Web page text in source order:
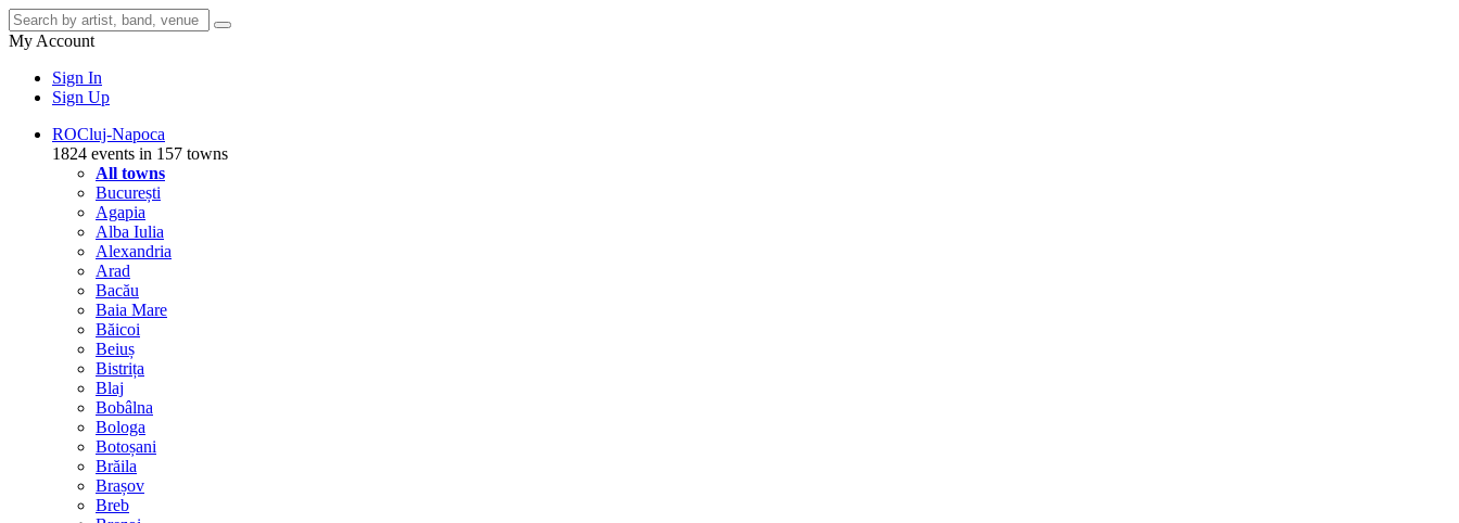
My Account
Sign In
Sign Up
ROCluj-Napoca
1824 events in 157 towns
All towns
București
Agapia
Alba Iulia
Alexandria
Arad
Bacău
Baia Mare
Băicoi
Beiuș
Bistrița
Blaj
Bobâlna
Bologa
Botoșani
Brăila
Brașov
Breb